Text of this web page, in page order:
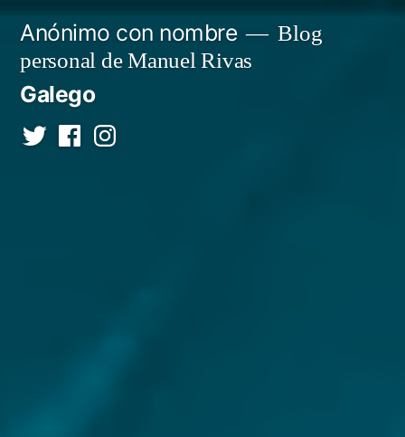
contenido
Anónimo con nombre
Blog
personal de Manuel Rivas
Galego
TwitterFacebookInstagram